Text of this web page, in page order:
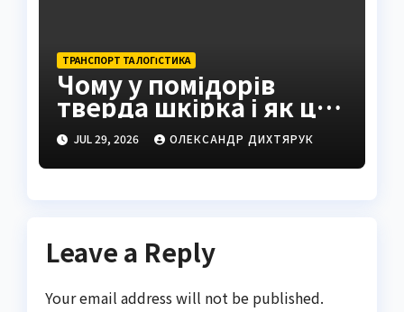
ТРАНСПОРТ ТА ЛОГІСТИКА
Чому у помідорів
тверда шкірка і як це
виправити
JUL 29, 2026 ОЛЕКСАНДР ДИХТЯРУК
Leave a Reply
Your email address will not be published.